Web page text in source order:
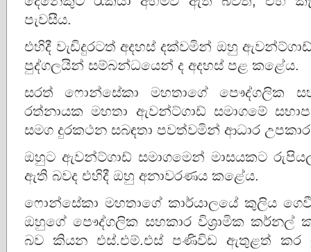
පැවසීය.
එහිදී වැඩිදුරටත් අදහස් දක්වමින් ඔහු
පුද්ගලයින් සම්බන්ධයෙන් ද අදහස් පළ කළේය.
සරත් ෆොන්සේකා මහතාගේ පෞද්ගලික
රත්නායක මහතා ඇවන්ට්ගාඩ් සමාගමේ
සමග දුරකථන සබඳතා පවත්වමින් ආධාර
ඔහුට ඇවන්ට්ගාඩ් සමාගමෙන් මාසයකට
ඇති බවද එහිදී ඔහු අනාවරණය කළේය.
ෆොන්සේකා මහතාගේ කාර්යාලයේ කුලිය
ඔහුගේ පෞද්ගලික සහකාර විශ්‍රාමික කර්නල්
බව කියන එස්.එම්.එස් පණිවිඩ ඇතුළත් කර